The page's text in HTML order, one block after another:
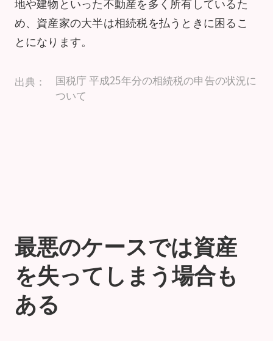
め、資産家の大半は相続税を払うときに困るこ
とになります。
出典：
国税庁 平成25年分の相続税の申告の状況に
ついて
最悪のケースでは資産
を失ってしまう場合も
ある